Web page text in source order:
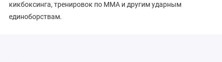
кикбоксинга, тренировок по ММА и другим ударным
единоборствам.